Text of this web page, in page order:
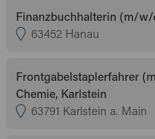
Finanzbuchhalterin (m/w/
63452 Hanau
Frontgabelstaplerfahrer
Chemie, Karlstein
63791 Karlstein a. Main